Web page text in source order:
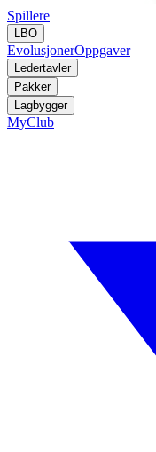
Spillere
LBO
EvolusjonerOppgaver
Ledertavler
Pakker
Lagbygger
MyClub